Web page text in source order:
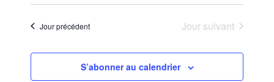
et de
Jour précédent Jour suivant
S’abonner au calendrier